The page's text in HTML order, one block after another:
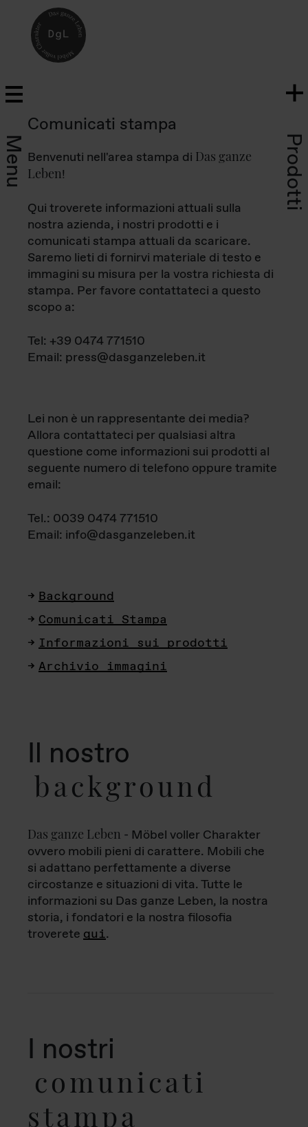
Menu Prodotti
Comunicati stampa
Benvenuti nell'area stampa di Das ganze
Leben!
Qui troverete informazioni attuali sulla
nostra azienda, i nostri prodotti e i
comunicati stampa attuali da scaricare.
Saremo lieti di fornirvi materiale di testo e
immagini su misura per la vostra richiesta di
stampa. Per favore contattateci a questo
scopo a:
Tel: +39 0474 771510
Email: press@dasganzeleben.it
Lei non è un rappresentante dei media?
Allora contattateci per qualsiasi altra
questione come informazioni sui prodotti al
seguente numero di telefono oppure tramite
email:
Tel.: 0039 0474 771510
Email: info@dasganzeleben.it
Background
Comunicati Stampa
Informazioni sui prodotti
Archivio immagini
Il nostro
background
Das ganze Leben - Möbel voller Charakter
ovvero mobili pieni di carattere. Mobili che
si adattano perfettamente a diverse
circostanze e situazioni di vita. Tutte le
informazioni su Das ganze Leben, la nostra
storia, i fondatori e la nostra filosofia
troverete qui.
I nostri
comunicati
stampa